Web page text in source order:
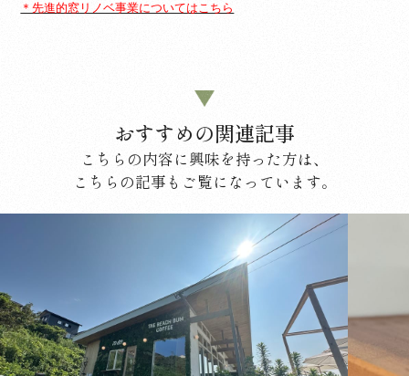
＊先進的窓リノベ事業についてはこちら
おすすめの関連記事
こちらの内容に興味を持った方は、
こちらの記事もご覧になっています。